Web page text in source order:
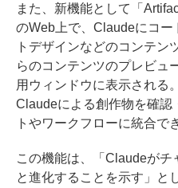
また、新機能として「
のWeb上で、Claudeにコー
トデザインなどのコンテン
らのコンテンツのプレビュ
用ウィンドウに表示される
Claudeによる創作物を確認
トやワークフローに統合で
この機能は、「Claudeが
と進化することを示す」と